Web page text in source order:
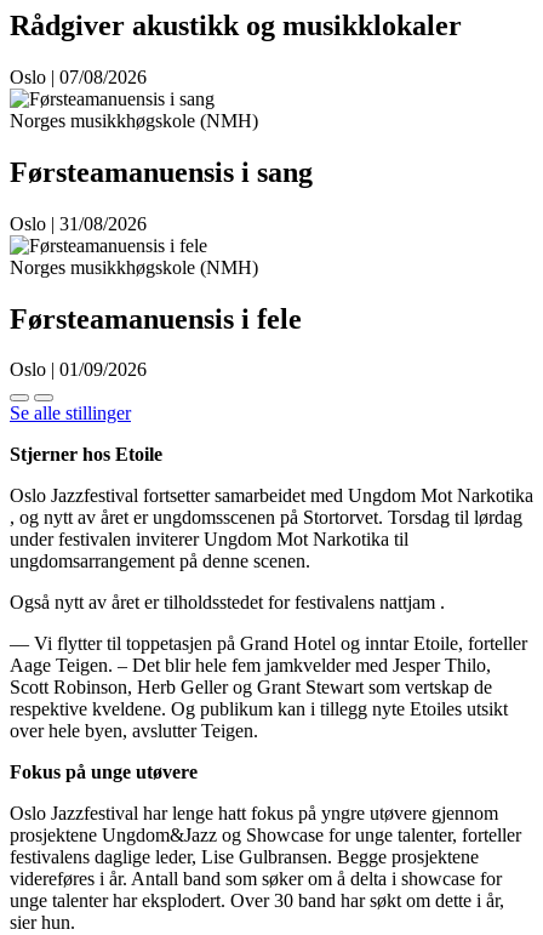
Rådgiver akustikk og musikklokaler
Oslo | 07/08/2026
Norges musikkhøgskole (NMH)
Førsteamanuensis i sang
Oslo | 31/08/2026
Norges musikkhøgskole (NMH)
Førsteamanuensis i fele
Oslo | 01/09/2026
Se alle stillinger
Stjerner hos Etoile
Oslo Jazzfestival fortsetter samarbeidet med Ungdom Mot Narkotika
, og nytt av året er ungdomsscenen på Stortorvet. Torsdag til lørdag
under festivalen inviterer Ungdom Mot Narkotika til
ungdomsarrangement på denne scenen.
Også nytt av året er tilholdsstedet for festivalens nattjam .
— Vi flytter til toppetasjen på Grand Hotel og inntar Etoile, forteller
Aage Teigen. – Det blir hele fem jamkvelder med Jesper Thilo,
Scott Robinson, Herb Geller og Grant Stewart som vertskap de
respektive kveldene. Og publikum kan i tillegg nyte Etoiles utsikt
over hele byen, avslutter Teigen.
Fokus på unge utøvere
Oslo Jazzfestival har lenge hatt fokus på yngre utøvere gjennom
prosjektene Ungdom&Jazz og Showcase for unge talenter, forteller
festivalens daglige leder, Lise Gulbransen. Begge prosjektene
videreføres i år. Antall band som søker om å delta i showcase for
unge talenter har eksplodert. Over 30 band har søkt om dette i år,
sier hun.